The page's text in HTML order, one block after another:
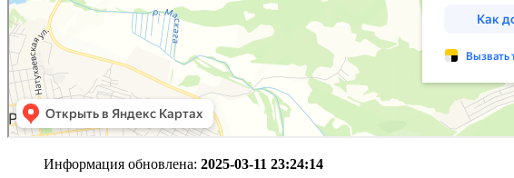
Информация обновлена: 2025-03-11 23:24:14